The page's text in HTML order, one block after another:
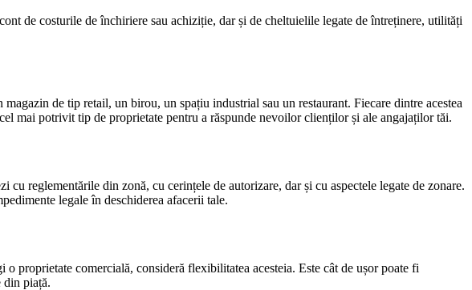
de costurile de închiriere sau achiziție, dar și de cheltuielile legate de întreținere, utilități
de tip retail, un birou, un spațiu industrial sau un restaurant. Fiecare dintre acestea
mai potrivit tip de proprietate pentru a răspunde nevoilor clienților și ale angajaților tăi.
reglementările din zonă, cu cerințele de autorizare, dar și cu aspectele legate de zonare.
legale în deschiderea afacerii tale.
proprietate comercială, consideră flexibilitatea acesteia. Este cât de ușor poate fi
din piață.